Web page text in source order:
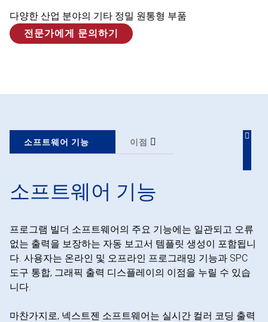
다양한 산업 분야의 기타 정밀 원통형 부품
전문가에게 문의하기
소프트웨어 기능 이점
소프트웨어 기능
프로그램 빌더 소프트웨어의 주요 기능에는 일관되고 오류
없는 출력을 보장하는 자동 보고서 템플릿 생성이 포함됩니
다. 사용자는 온라인 및 오프라인 프로그래밍 기능과 SPC
도구 통합, 그래픽 출력 디스플레이의 이점을 누릴 수 있습
니다.
마찬가지로, 넥스트젠 소프트웨어는 실시간 컬러 코딩 출력